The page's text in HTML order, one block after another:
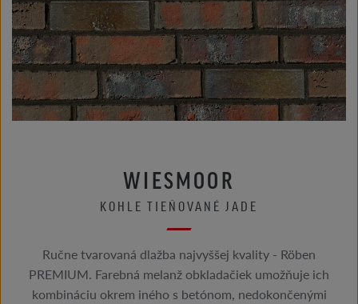
WIESMOOR
KOHLE TIEŇOVANÉ JADE
Ručne tvarovaná dlažba najvyššej kvality - Röben
PREMIUM. Farebná melanž obkladačiek umožňuje ich
kombináciu okrem iného s betónom, nedokončenými